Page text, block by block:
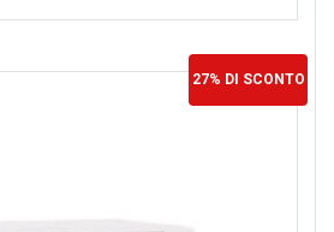
27% DI SCONTO